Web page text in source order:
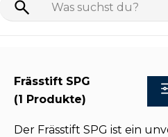
Frässtift SPG
(1 Produkte)
Der Frässtift SPG ist ein